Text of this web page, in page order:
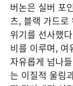
버논은 실버 포
츠, 블랙 가드로
위기를 선사했
비를 이루며, 여
자유롭게 넘나
는 이질적 울림